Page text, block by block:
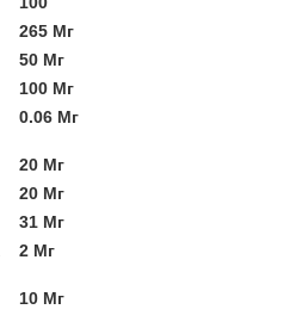
265 Мг
50 Мг
100 Мг
0.06 Мг
20 Мг
20 Мг
31 Мг
2 Мг
10 Мг